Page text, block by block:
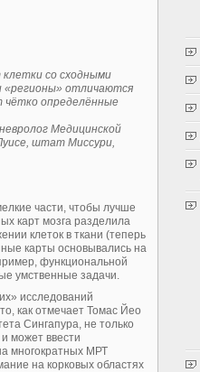
со сходными
«регионы» отличаются
чётко определённые
Медицинской
штат Миссури,
части, чтобы лучше
карт мозга разделила
клеток в ткани (теперь
карты основывались на
функциональной
умственные задачи.
исследований
как отмечает Томас Йео
Сингапура, не только
может ввести
многократных МРТ
на корковых областях